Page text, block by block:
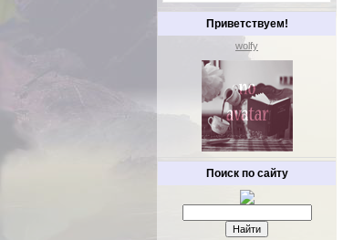
Приветствуем!
wolfy
Поиск по сайту